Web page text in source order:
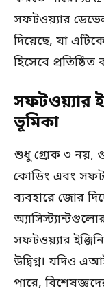
সফটওয়্যার
দিয়েছে, যা
হিসেবে
সফটওয়্যার
ভূমিকা
শুধু গ্রোক ৩ নয়,
কোডিং এবং
ব্যবহারে জোর
সফটওয়্যার
উদ্বিগ্ন। যদিও
পারে,